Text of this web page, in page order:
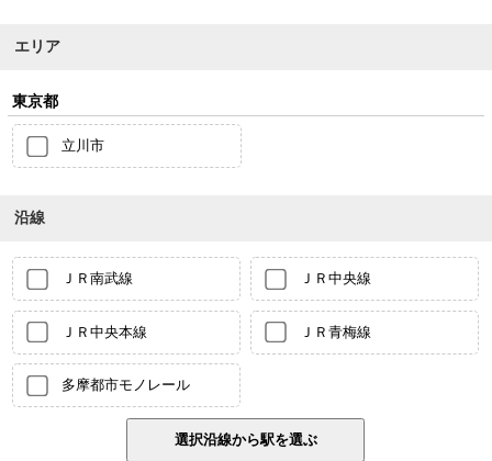
エリア
東京都
立川市
沿線
ＪＲ南武線 ＪＲ中央線
ＪＲ中央本線 ＪＲ青梅線
多摩都市モノレール